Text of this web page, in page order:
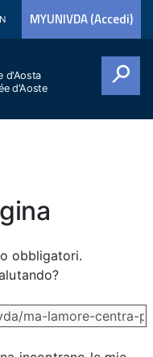
MYUNIVDA (Accedi)
d'Aosta
d'Aoste
obbligatori.